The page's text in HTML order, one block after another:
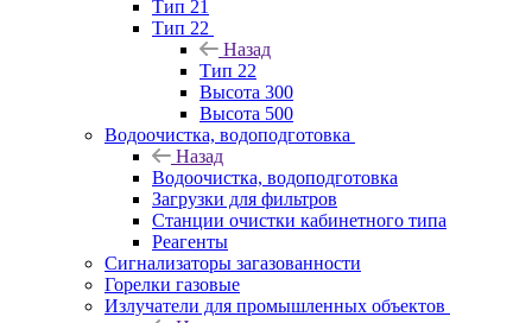
Тип 21
Тип 22
Назад
Тип 22
Высота 300
Высота 500
Водоочистка, водоподготовка
Назад
Водоочистка, водоподготовка
Загрузки для фильтров
Станции очистки кабинетного типа
Реагенты
Сигнализаторы загазованности
Горелки газовые
Излучатели для промышленных объектов